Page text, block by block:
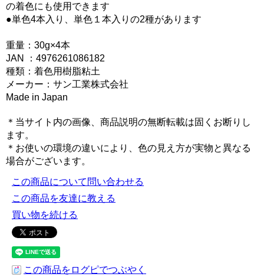
の着色にも使用できます
●単色4本入り、単色１本入りの2種があります
重量：30g×4本
JAN ：4976261086182
種類：着色用樹脂粘土
メーカー：サン工業株式会社
Made in Japan
＊当サイト内の画像、商品説明の無断転載は固くお断りし
ます。
＊お使いの環境の違いにより、色の見え方が実物と異なる
場合がございます。
この商品について問い合わせる
この商品を友達に教える
買い物を続ける
この商品をログピでつぶやく